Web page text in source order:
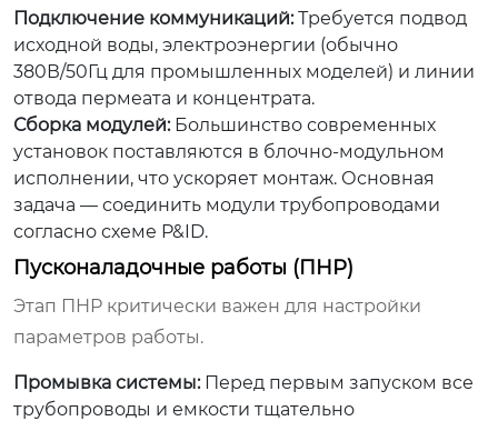
Подключение коммуникаций:Требуется подвод
исходной воды, электроэнергии (обычно
380В/50Гц для промышленных моделей) и линии
отвода пермеата и концентрата.
Сборка модулей:Большинство современных
установок поставляются в блочно-модульном
исполнении, что ускоряет монтаж. Основная
задача — соединить модули трубопроводами
согласно схеме P&ID.
Пусконаладочные работы (ПНР)
Этап ПНР критически важен для настройки
параметров работы.
Промывка системы:Перед первым запуском все
трубопроводы и емкости тщательно